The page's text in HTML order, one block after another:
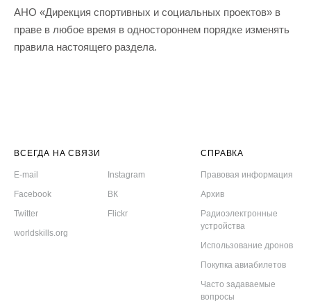
АНО «Дирекция спортивных и социальных проектов» в
праве в любое время в одностороннем порядке изменять
правила настоящего раздела.
ВСЕГДА НА СВЯЗИ
E-mail
Instagram
Facebook
ВК
Twitter
Flickr
worldskills.org
СПРАВКА
Правовая информация
Архив
Радиоэлектронные
устройства
Использование дронов
Покупка авиабилетов
Часто задаваемые
вопросы